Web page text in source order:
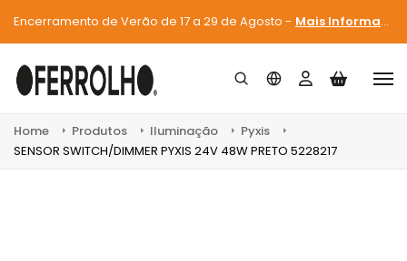
Encerramento de Verão de 17 a 29 de Agosto - Mais Informações
Home Produtos Iluminação
Pyxis
SENSOR SWITCH/DIMMER PYXIS 24V 48W PRETO 5228217